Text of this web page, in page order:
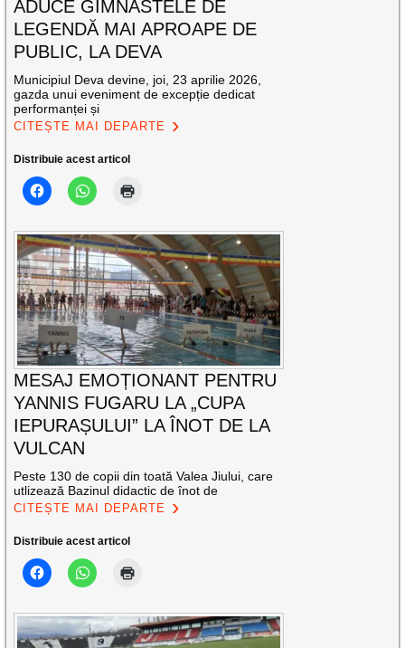
ADUCE GIMNASTELE DE
LEGENDĂ MAI APROAPE DE
PUBLIC, LA DEVA
Municipiul Deva devine, joi, 23 aprilie 2026,
gazda unui eveniment de excepție dedicat
performanței și
CITEȘTE MAI DEPARTE
Distribuie acest articol
MESAJ EMOȚIONANT PENTRU
YANNIS FUGARU LA „CUPA
IEPURAȘULUI” LA ÎNOT DE LA
VULCAN
Peste 130 de copii din toată Valea Jiului, care
utlizează Bazinul didactic de înot de
CITEȘTE MAI DEPARTE
Distribuie acest articol